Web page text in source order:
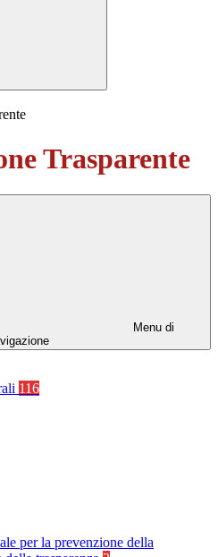
Trasparente
Menu di
116
per la prevenzione della